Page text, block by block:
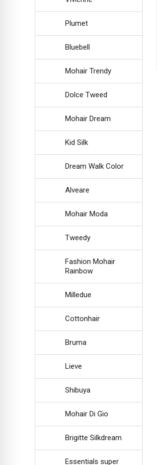
W ostatnich 30 dniach produktem interesuje się
Plumet
Bluebell
Mohair Trendy
Dolce Tweed
Mohair Dream
Kid Silk
Dream Walk Color
Alveare
Mohair Moda
Tweedy
Fashion Mohair
Rainbow
Milledue
Cottonhair
Bruma
Lieve
Shibuya
Mohair Di Gio
Brigitte Silkdream
Essentials super